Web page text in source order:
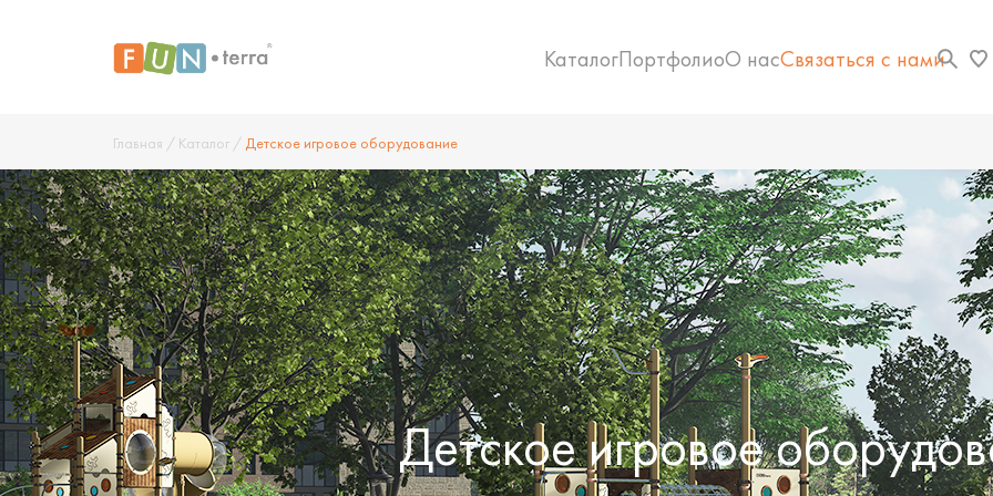
КаталогПортфолиоО насСвязаться с нами
Главная / Каталог / Детское игровое оборудование
Детское игровое